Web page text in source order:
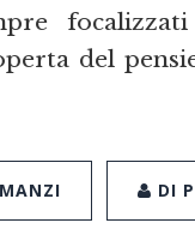
del
DI